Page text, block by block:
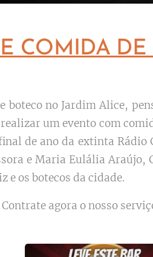
COMIDA
no Jardim Alice,
realizar um evento com
de ano da extinta
e Maria Eulália
e os botecos da cidade.
agora o nosso